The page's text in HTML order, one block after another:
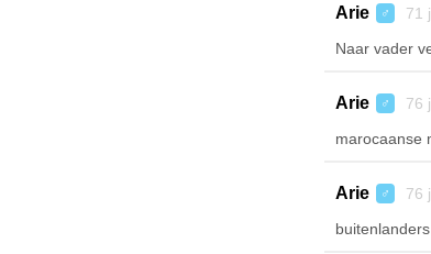
Arie ♂ 71
Naar vader
Arie ♂ 76
marocaanse
Arie ♂ 76